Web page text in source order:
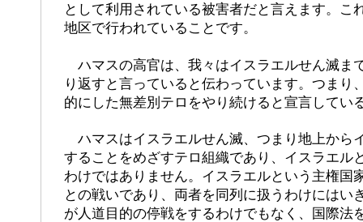
として利用されている被害者だと言えます。こ
地区で行われていることです。
ハマスの高官は、我々はイスラエルせん滅ま
り返すと言っていると伝わっています。つまり
的にした無差別テロをやり続けると宣言してい
ハマスはイスラエルせん滅、つまり地上から
することをめざすテロ組織であり、イスラエル
わけではありません。イスラエルという主権国
との戦いであり、両者を同列に扱うわけにはい
が人道目的の停戦をするわけでもなく、国際法